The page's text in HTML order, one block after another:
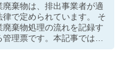
棄物は、排出事業者が適
で定められています。 そ
棄物処理の流れを記録す
理票です。本記事では電
の違いや、それぞれのメ